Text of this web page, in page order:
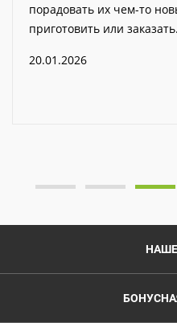
порадовать их чем-то
приготовить или
20.01.2026